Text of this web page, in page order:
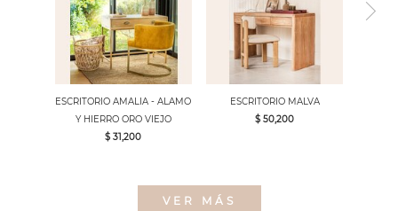
ESCRITORIO AMALIA - ALAMO
Y HIERRO ORO VIEJO
$ 31,200
ESCRITORIO MALVA
$ 50,200
VER MÁS